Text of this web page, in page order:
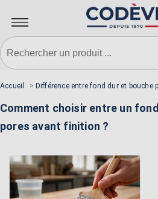
Accueil > Différence entre fond dur et
Comment choisir entre un
pores avant finition ?